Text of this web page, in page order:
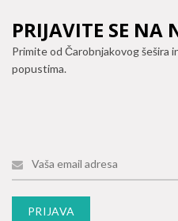
PRIJAVITE SE NA
Primite od Čarobnjakovog šešira
popustima.